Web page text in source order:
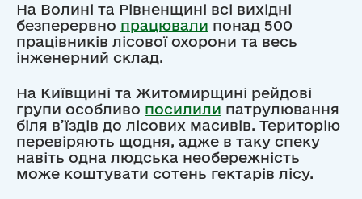
На Волині та Рівненщині всі вихідні
безперервно працювали понад 500
працівників лісової охорони та весь
інженерний склад.
На Київщині та Житомирщині рейдові
групи особливо посилили патрулювання
біля в’їздів до лісових масивів. Територію
перевіряють щодня, адже в таку спеку
навіть одна людська необережність
може коштувати сотень гектарів лісу.